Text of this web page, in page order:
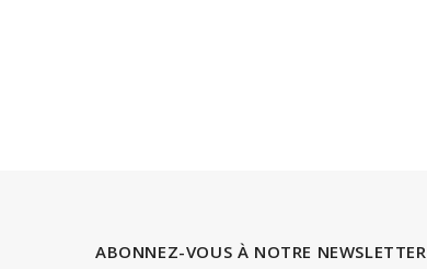
ABONNEZ-VOUS À NOTRE NEWSLETTER